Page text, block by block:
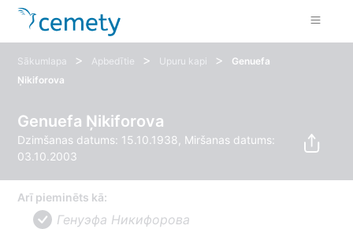
Sākumlapa > Apbedītie > Upuru kapi >
Genuefa
Ņikiforova
Genuefa Ņikiforova
Dzimšanas datums: 15.10.1938, Miršanas datums:
03.10.2003
Arī pieminēts kā:
Генуэфа Никифорова